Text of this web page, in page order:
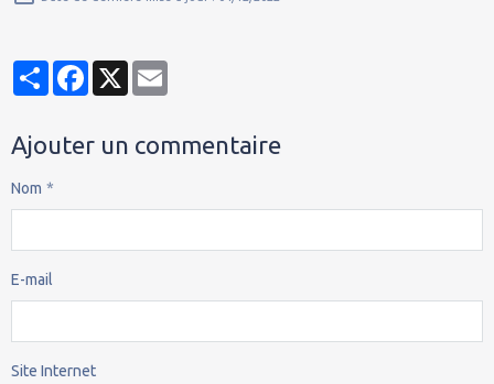
PartagerFacebook
X
Ajouter un commentaire
Nom
E-mail
Site Internet